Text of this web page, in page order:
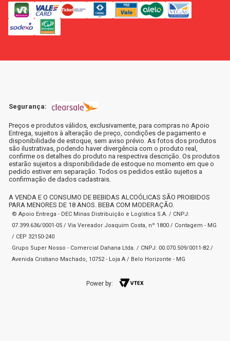
Segurança:
Preços e produtos válidos, exclusivamente, para compras no Apoio
Entrega, sujeitos à alteração de preço, condições de pagamento e
disponibilidade de estoque, sem aviso prévio. As fotos dos produtos
são ilustrativas, podendo haver divergência com o produto real,
confirme os detalhes do produto na respectiva descrição. Os produtos
estarão sujeitos a disponibilidade de estoque no momento em que o
pedido estiver em separação. Todos os pedidos estão sujeitos a
confirmação de dados cadastrais.
A VENDA E O CONSUMO DE BEBIDAS ALCOÓLICAS SÃO PROIBIDOS
PARA MENORES DE 18 ANOS. BEBA COM MODERAÇÃO.
© Apoio Entrega - DEC Minas Distribuição e Logística S.A. / CNPJ:
07.399.636/0001-05 / Via Vereador Joaquim Costa, nº 1800 / Contagem - MG
/ CEP 32150-240
Grupo Super Nosso - Comercial Dahana Ltda. / CNPJ: 00.070.509/0011-82 /
Avenida Cristiano Machado, 10752 - Loja A / Belo Horizonte - MG
Power by: